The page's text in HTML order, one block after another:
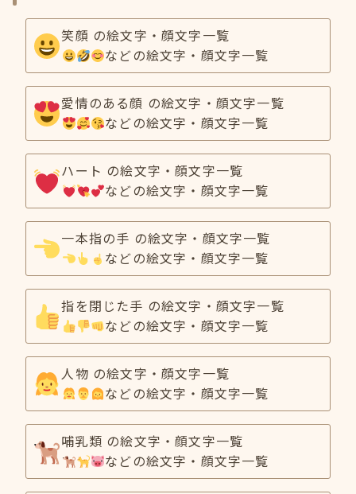
笑顔 の絵文字・顔文字一覧
などの絵文字・顔文字一覧
愛情のある顔 の絵文字・顔文字一覧
などの絵文字・顔文字一覧
ハート の絵文字・顔文字一覧
などの絵文字・顔文字一覧
一本指の手 の絵文字・顔文字一覧
などの絵文字・顔文字一覧
指を閉じた手 の絵文字・顔文字一覧
などの絵文字・顔文字一覧
人物 の絵文字・顔文字一覧
などの絵文字・顔文字一覧
哺乳類 の絵文字・顔文字一覧
などの絵文字・顔文字一覧